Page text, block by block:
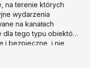
na terenie których
wydarzenia
na kanałach
dla tego typu obiektów
i bezpieczne, i nie